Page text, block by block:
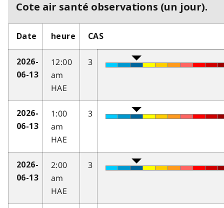
Cote air santé observations (un jour).
Date heure CAS
2026-
06-13
12:00
am
HAE
3
2026-
06-13
1:00
am
HAE
3
2026-
06-13
2:00
am
HAE
3